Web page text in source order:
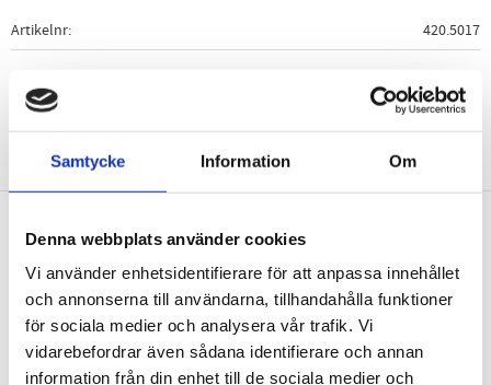
Samtycke Information Om
Denna webbplats använder cookies
Vi använder enhetsidentifierare för att anpassa innehållet
och annonserna till användarna, tillhandahålla funktioner
för sociala medier och analysera vår trafik. Vi
vidarebefordrar även sådana identifierare och annan
information från din enhet till de sociala medier och
Artikelnr 420.5017
Nyhetsbrev